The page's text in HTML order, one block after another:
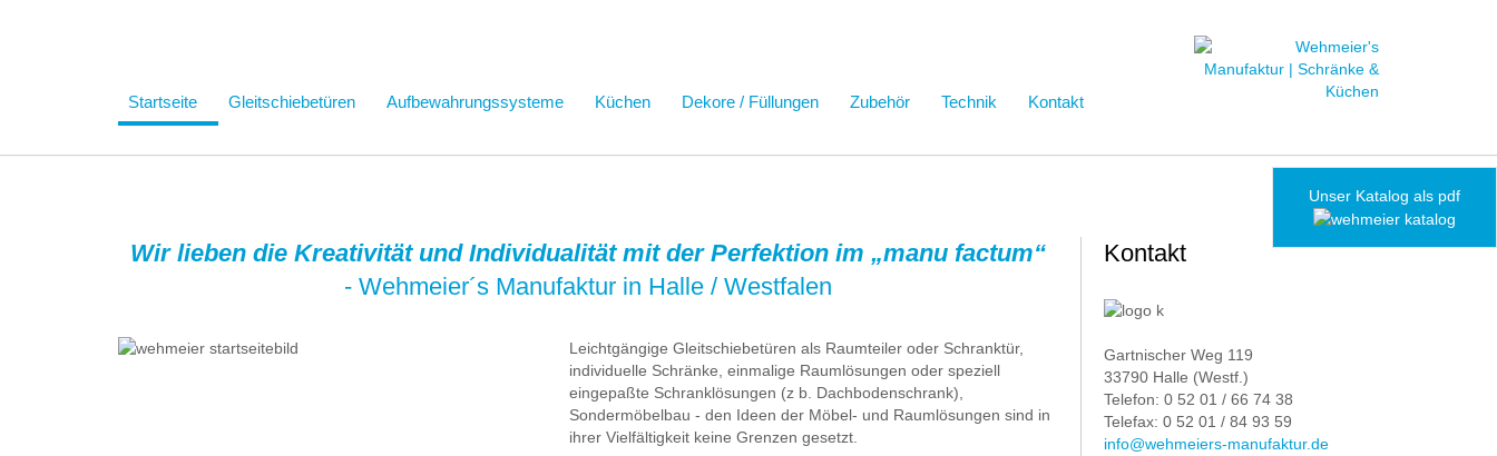
Startseite Gleitschiebetüren Aufbewahrungssysteme Küchen Dekore / Füllungen Zubehör Technik Kontakt
Wir lieben die Kreativität und Individualität mit der Perfektion im „manu factum“
- Wehmeier´s Manufaktur in Halle / Westfalen
Leichtgängige Gleitschiebetüren als Raumteiler oder Schranktür,
individuelle Schränke, einmalige Raumlösungen oder speziell
eingepaßte Schranklösungen (z b. Dachbodenschrank),
Sondermöbelbau - den Ideen der Möbel- und Raumlösungen sind in
ihrer Vielfältigkeit keine Grenzen gesetzt.
Unser Katalog als pdf
Kontakt
Gartnischer Weg 119
33790 Halle (Westf.)
Telefon: 0 52 01 / 66 74 38
Telefax: 0 52 01 / 84 93 59
info@wehmeiers-manufaktur.de